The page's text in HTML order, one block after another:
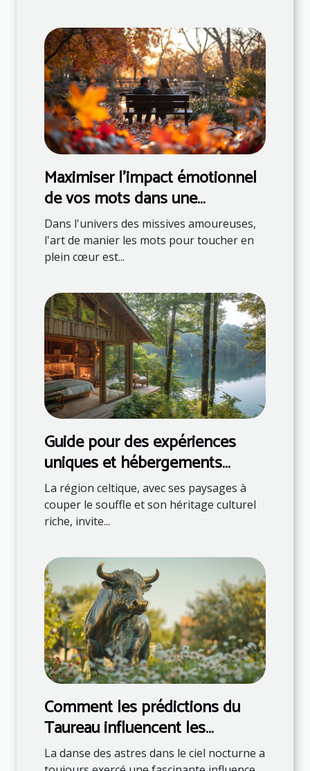
Maximiser l'impact émotionnel
de vos mots dans une
correspondance romantique
Dans l'univers des missives amoureuses,
l'art de manier les mots pour toucher en
plein cœur est...
Guide pour des expériences
uniques et hébergements
naturels en région celtique
La région celtique, avec ses paysages à
couper le souffle et son héritage culturel
riche, invite...
Comment les prédictions du
Taureau influencent les
décisions quotidiennes
La danse des astres dans le ciel nocturne a